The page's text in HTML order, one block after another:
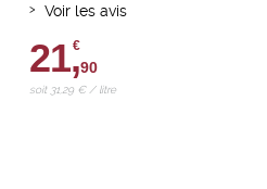
Voir les avis
21,
€
90
soit 31,29 € / litre